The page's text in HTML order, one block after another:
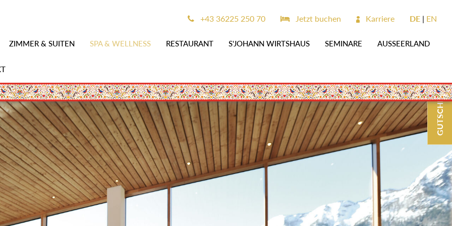
ZIMMER & SUITEN SPA & WELLNESS RESTAURANT S'JOHANN WIRTSHAUS SEMINARE AUSSEERLAND
+43 36225 250 70 Jetzt buchen Karriere DE EN
GUTSCHEINE